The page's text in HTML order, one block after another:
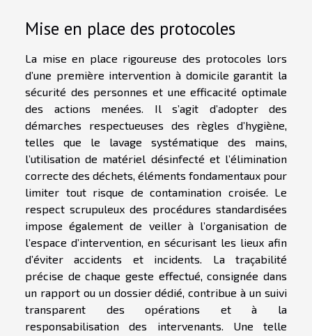
Mise en place des protocoles
La mise en place rigoureuse des protocoles lors
d’une première intervention à domicile garantit la
sécurité des personnes et une efficacité optimale
des actions menées. Il s’agit d’adopter des
démarches respectueuses des règles d’hygiène,
telles que le lavage systématique des mains,
l’utilisation de matériel désinfecté et l’élimination
correcte des déchets, éléments fondamentaux pour
limiter tout risque de contamination croisée. Le
respect scrupuleux des procédures standardisées
impose également de veiller à l’organisation de
l’espace d’intervention, en sécurisant les lieux afin
d’éviter accidents et incidents. La traçabilité
précise de chaque geste effectué, consignée dans
un rapport ou un dossier dédié, contribue à un suivi
transparent des opérations et à la
responsabilisation des intervenants. Une telle